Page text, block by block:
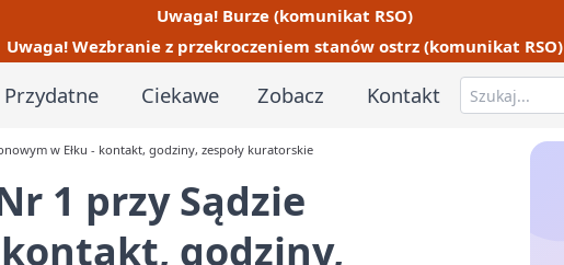
Uwaga! Burze (komunikat RSO)
Uwaga! Wezbranie z przekroczeniem stanów ostrz (komunikat RSO)
Przydatne Ciekawe Zobacz Kontakt
w Ełku - kontakt, godziny, zespoły kuratorskie
1 przy Sądzie
kontakt, godziny,